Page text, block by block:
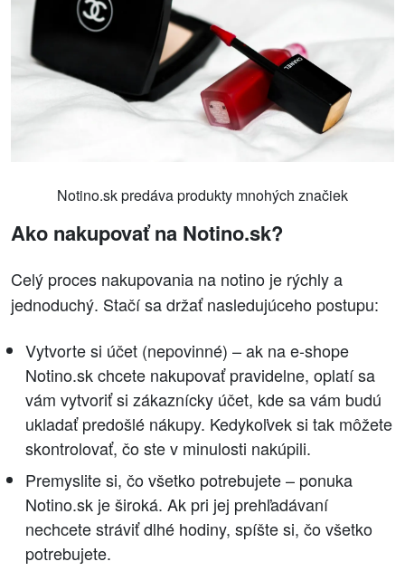
Notino.sk predáva produkty mnohých značiek
Ako nakupovať na Notino.sk?
Celý proces nakupovania na notino je rýchly a
jednoduchý. Stačí sa držať nasledujúceho postupu:
Vytvorte si účet (nepovinné) – ak na e-shope
Notino.sk chcete nakupovať pravidelne, oplatí sa
vám vytvoriť si zákaznícky účet, kde sa vám budú
ukladať predošlé nákupy. Kedykoľvek si tak môžete
skontrolovať, čo ste v minulosti nakúpili.
Premyslite si, čo všetko potrebujete – ponuka
Notino.sk je široká. Ak pri jej prehľadávaní
nechcete stráviť dlhé hodiny, spíšte si, čo všetko
potrebujete.